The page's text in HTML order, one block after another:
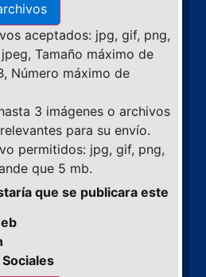
aceptados: jpg, gif, png,
Tamaño máximo de
Número máximo de
3 imágenes o archivos
para su envío.
permitidos: jpg, gif, png,
que 5 mb.
que se publicara este